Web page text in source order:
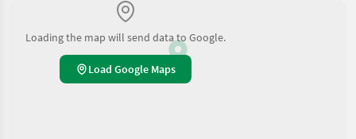
Loading the map will send data to Google.
Load Google Maps